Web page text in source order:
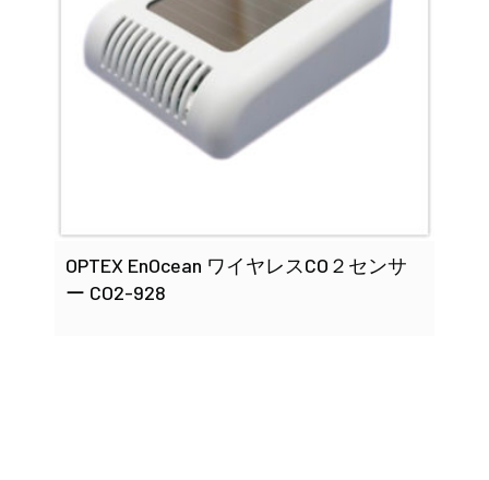
OPTEX EnOcean ワイヤレスCO２センサ
ー CO2-928